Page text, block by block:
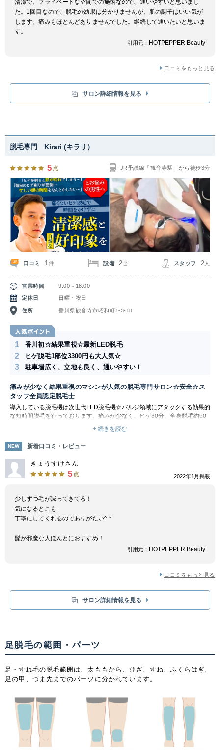
清潔で、プライベートな空間での施術なので、通いやすいと思いまし
た。1回目なので、脱毛の効果は分かりませんが、肌の調子はいい気が
します。痛みもほとんどありませんでした。継続して通いたいと思いま
す。
引用元： HOTPEPPER Beauty
口コミをもっと見る
サロン詳細情報を見る
脱毛専門 Kirari (キラリ）
5 点 JR予讃線「観音寺駅」から徒歩3分
口コミ 1件 設備 2台 スタッフ 2 人
営業時間
9:00～18:00
定休日
日曜・祝日
住所 香川県観音寺市昭和町1-3-18
1 香川初☆結果重視☆最新LED脱毛
2 ヒゲ脱毛1部位3300円も大人気☆
3 駐車場広く、立地も良く、通いやすい！
痛みが少なく結果重視のマシンが人気の脱毛専門サロン☆安全☆ス
タッフ全員認定脱毛士
導入している脱毛機は次世代LED脱毛機☆バルジ領域にアタックする効果的
な短時間脱毛を行っております。痛みが少なく、ヒゲ30分、全身脱毛約60
分で１回の施術が終了。痛みに弱い方や、時間がない方におススメ。 脱毛
以外にも、ニキビ改善、シミ改善の施術を得意としている。サロン業界
No.1の完全オーガニック化粧品使用でかぶれない。 これからの時代、メン
ズエステがもっと流行ります。先取りして開始したい方、ご興味がある方は
今のうちにKirariでまずは１部位からでも、ご体験を♪ 場所は、観音寺駅裏
すぐの マックスバリュモール内にサロンがあるのと、ジム、接骨院も一緒
になっている複合施設なので、男性は、特に通いやすい立地です。
+ 続きを読む
NEW 新着口コミ・レビュー
きょうすけさん
5 点 2022年1月掲載
少しずつ毛が減ってきてる！
気になるとこも
丁寧にしてくれるのでありがたい^ ^
髭が邪魔な人ほんとにおすすめ！
引用元： HOTPEPPER Beauty
口コミをもっと見る
サロン詳細情報を見る
足脱毛の範囲・パーツ
足・すね毛の脱毛範囲は、太ももから、ひざ、すね、ふくらはぎ、
足の甲、つま先までのパーツに分かれています。